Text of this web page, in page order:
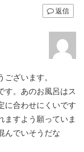
返信
ざいます。
す。あのお風呂はス
に合わせにくいです
ますよう願っていま
んでいそうだな